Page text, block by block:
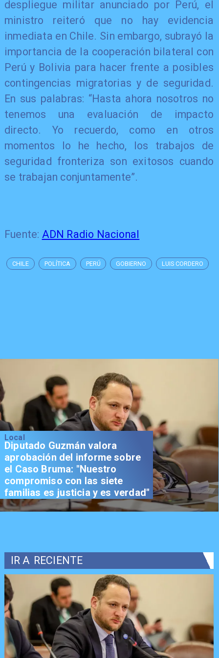
despliegue militar anunciado por Perú, el
ministro reiteró que no hay evidencia
inmediata en Chile. Sin embargo, subrayó la
importancia de la cooperación bilateral con
Perú y Bolivia para hacer frente a posibles
contingencias migratorias y de seguridad.
En sus palabras: “Hasta ahora nosotros no
tenemos una evaluación de impacto
directo. Yo recuerdo, como en otros
momentos lo he hecho, los trabajos de
seguridad fronteriza son exitosos cuando
se trabajan conjuntamente”.
Fuente: ADN Radio Nacional
CHILE POLÍTICA PERÚ GOBIERNO LUIS CORDERO
Local
Diputado Guzmán valora
aprobación del informe sobre
el Caso Bruma: "Nuestro
compromiso con las siete
familias es justicia y es verdad"
IR A RECIENTE